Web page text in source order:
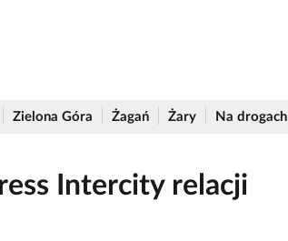
Zielona Góra Żagań Żary Na drogach
Intercity relacji